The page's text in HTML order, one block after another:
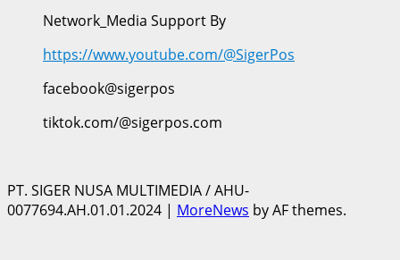
Network_Media Support By
https://www.youtube.com/@SigerPos
facebook@sigerpos
tiktok.com/@sigerpos.com
PT. SIGER NUSA MULTIMEDIA / AHU-
0077694.AH.01.01.2024 | MoreNews by AF themes.